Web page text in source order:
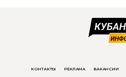
КОНТАКТЫ РЕКЛАМА ВАКАНСИИ